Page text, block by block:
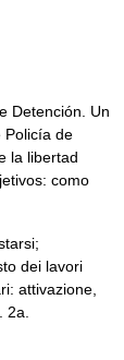
Detención. Un
Policía de
la libertad
como
dei lavori
attivazione,